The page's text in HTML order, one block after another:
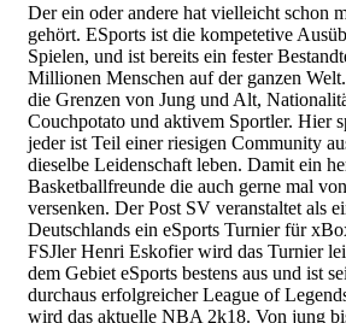
Der ein oder andere hat vielleicht schon
gehört. ESports ist die kompetetive
Spielen, und ist bereits ein fester
Millionen Menschen auf der ganzen
die Grenzen von Jung und Alt,
Couchpotato und aktivem Sportler. Hier
jeder ist Teil einer riesigen Community
dieselbe Leidenschaft leben. Damit ein
Basketballfreunde die auch gerne mal
versenken. Der Post SV veranstaltet als
Deutschlands ein eSports Turnier für
FSJler Henri Eskofier wird das Turnier
dem Gebiet eSports bestens aus und ist
durchaus erfolgreicher League of
wird das aktuelle NBA 2k18. Von jung